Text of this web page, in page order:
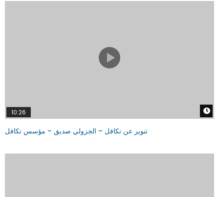
10:26
تنوير عن تكافل – الجزولي صديق – مؤسس تكافل